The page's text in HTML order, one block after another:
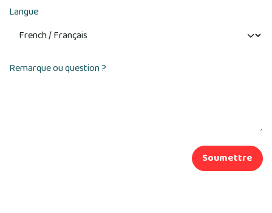
Langue
Remarque ou question ?
Soumettre